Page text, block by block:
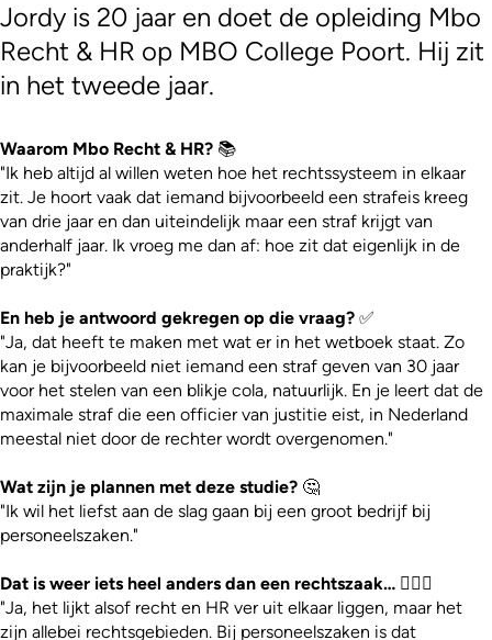
Jordy is 20 jaar en doet de opleiding Mbo
Recht & HR op MBO College Poort. Hij zit
in het tweede jaar.
Waarom Mbo Recht & HR? 📚
"Ik heb altijd al willen weten hoe het rechtssysteem in elkaar
zit. Je hoort vaak dat iemand bijvoorbeeld een strafeis kreeg
van drie jaar en dan uiteindelijk maar een straf krijgt van
anderhalf jaar. Ik vroeg me dan af: hoe zit dat eigenlijk in de
praktijk?"
En heb je antwoord gekregen op die vraag? ✅
"Ja, dat heeft te maken met wat er in het wetboek staat. Zo
kan je bijvoorbeeld niet iemand een straf geven van 30 jaar
voor het stelen van een blikje cola, natuurlijk. En je leert dat de
maximale straf die een officier van justitie eist, in Nederland
meestal niet door de rechter wordt overgenomen."
Wat zijn je plannen met deze studie? 🤔
"Ik wil het liefst aan de slag gaan bij een groot bedrijf bij
personeelszaken."
Dat is weer iets heel anders dan een rechtszaak… 🤷🏾‍♀️
"Ja, het lijkt alsof recht en HR ver uit elkaar liggen, maar het
zijn allebei rechtsgebieden. Bij personeelszaken is dat